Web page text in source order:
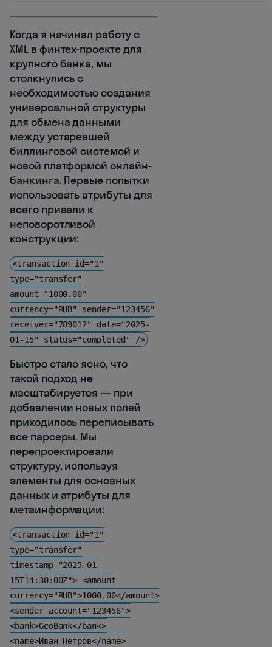
Когда я начинал работу с
XML в финтех-проекте для
крупного банка, мы
столкнулись с
необходимостью создания
универсальной структуры
для обмена данными
между устаревшей
биллинговой системой и
новой платформой онлайн-
банкинга. Первые попытки
использовать атрибуты для
всего привели к
неповоротливой
конструкции:
<transaction id="1"
type="transfer"
amount="1000.00"
currency="RUB" sender="123456"
receiver="789012" date="2025-
01-15" status="completed" />
Быстро стало ясно, что
такой подход не
масштабируется — при
добавлении новых полей
приходилось переписывать
все парсеры. Мы
перепроектировали
структуру, используя
элементы для основных
данных и атрибуты для
метаинформации:
<transaction id="1"
type="transfer"
timestamp="2025-01-
15T14:30:00Z"> <amount
currency="RUB">1000.00</amount>
<sender account="123456">
<bank>GeoBank</bank>
<name>Иван Петров</name>